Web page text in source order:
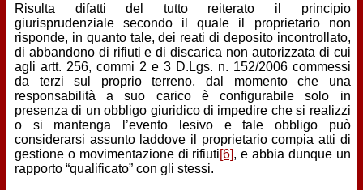
Risulta difatti del tutto reiterato il principio
giurisprudenziale secondo il quale il proprietario non
risponde, in quanto tale, dei reati di deposito incontrollato,
di abbandono di rifiuti e di discarica non autorizzata di cui
agli artt. 256, commi 2 e 3 D.Lgs. n. 152/2006 commessi
da terzi sul proprio terreno, dal momento che una
responsabilità a suo carico è configurabile solo in
presenza di un obbligo giuridico di impedire che si realizzi
o si mantenga l’evento lesivo e tale obbligo può
considerarsi assunto laddove il proprietario compia atti di
gestione o movimentazione di rifiuti[6], e abbia dunque un
rapporto “qualificato” con gli stessi.